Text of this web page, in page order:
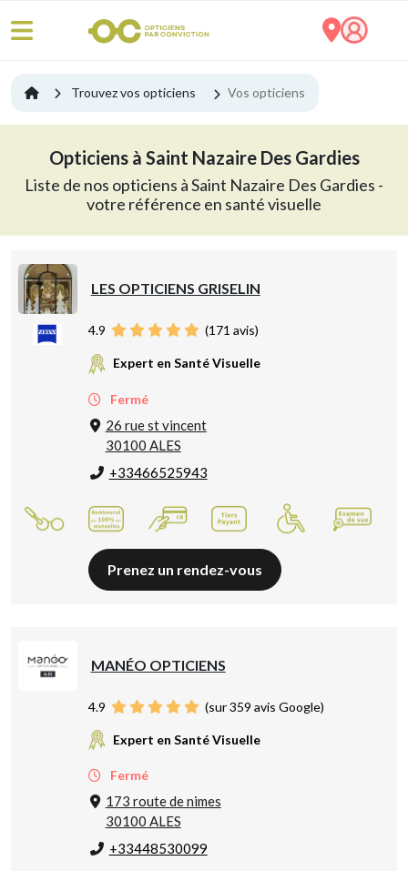
Trouvez vos opticiens Vos opticiens
Opticiens à Saint Nazaire Des Gardies
Liste de nos opticiens à Saint Nazaire Des Gardies -
votre référence en santé visuelle
LES OPTICIENS GRISELIN
4.9 (171 avis)
Expert en Santé Visuelle
Fermé
26 rue st vincent
30100 ALES
+33466525943
Prenez un rendez-vous
MANÉO OPTICIENS
4.9 (sur 359 avis Google)
Expert en Santé Visuelle
Fermé
173 route de nimes
30100 ALES
+33448530099